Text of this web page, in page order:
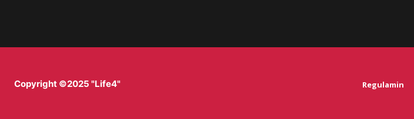
Copyright ©2025 "Life4" Regulamin